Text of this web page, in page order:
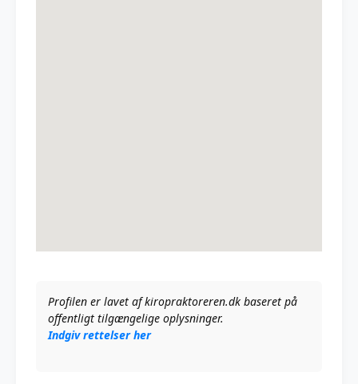
Profilen er lavet af kiropraktoreren.dk baseret på
offentligt tilgængelige oplysninger.
Indgiv rettelser her